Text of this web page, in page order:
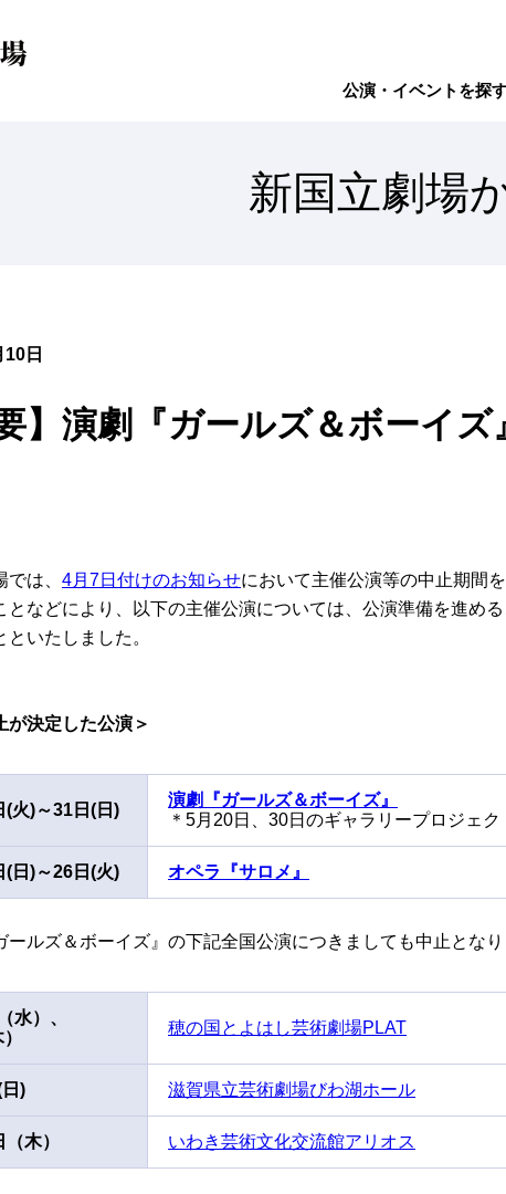
公演・イベントを探
バレエ&ダンス
ター
イベント・講座
小劇場
（座席表）
施設・サービ
ご案内TOP
バックステージツアー
ペラ研修所
修事業について
インターネット小口寄附
理事長挨拶
新国立劇場
日
要】演劇『ガールズ＆ボーイ
は、 4月 7日付けのお知らせにおいて主催公演等の中止期間を
となどにより、以下の主催公演については、公演準備を進め
といたしました。
が決定した公演＞
(火)～31日(日)
演劇『ガールズ＆ボーイズ』
＊5月20日、30日のギャラリープロジェク
(日)～26日(火) オペラ『サロメ』
ールズ＆ボーイズ』の下記全国公演につきましても中止となり
水）、
穂の国とよはし芸術劇場PLAT
) 滋賀県立芸術劇場びわ湖ホール
木） いわき芸術文化交流館アリオス